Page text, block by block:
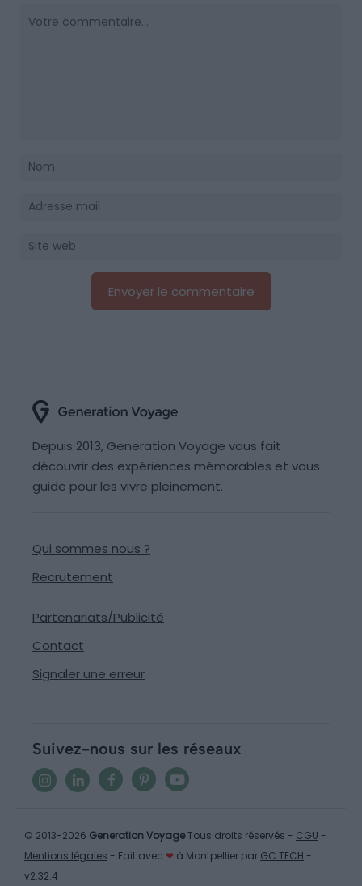
Depuis 2013, Generation Voyage vous fait
découvrir des expériences mémorables et vous
guide pour les vivre pleinement.
Qui sommes nous ?
Recrutement
Partenariats/Publicité
Contact
Signaler une erreur
Suivez-nous sur les réseaux
© 2013-2026 Generation VoyageTous droits réservés - CGU -
Mentions légales - Fait avec ❤ à Montpellier par GC TECH -
v2.32.4